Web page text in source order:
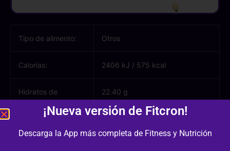
Tipo de alimento: Otros
Calorías: 2406 kJ / 575 kcal
Hidratos de
carbono:
22.40 g
Azúcares: 0.50 g
¡Nueva versión de Fitcron!
Descarga la App más completa de Fitness y Nutrición